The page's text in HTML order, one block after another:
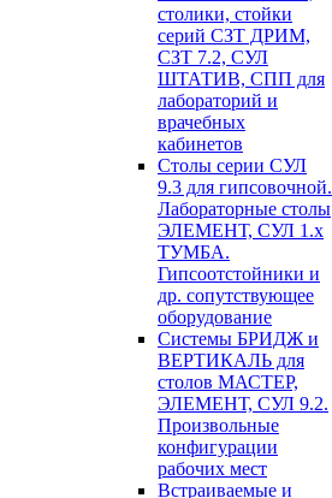
столики, стойки
серий СЗТ ДРИМ,
СЗТ 7.2, СУЛ
ШТАТИВ, СПП для
лабораторий и
врачебных
кабинетов
Столы серии СУЛ
9.3 для гипсовочной.
Лабораторные столы
ЭЛЕМЕНТ, СУЛ 1.х
ТУМБА.
Гипсоотстойники и
др. сопутствующее
оборудование
Системы БРИДЖ и
ВЕРТИКАЛЬ для
столов МАСТЕР,
ЭЛЕМЕНТ, СУЛ 9.2.
Произвольные
конфигурации
рабочих мест
Встраиваемые и